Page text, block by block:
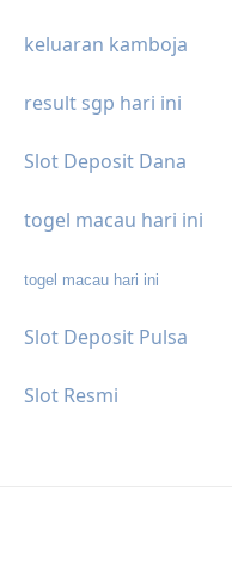
keluaran kamboja
result sgp hari ini
Slot Deposit Dana
togel macau hari ini
togel macau hari ini
Slot Deposit Pulsa
Slot Resmi